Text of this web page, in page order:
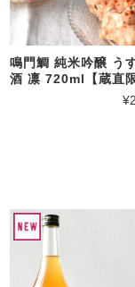
鳴門鯛 純米吟醸 う
酒 凛 720ml【蔵直限